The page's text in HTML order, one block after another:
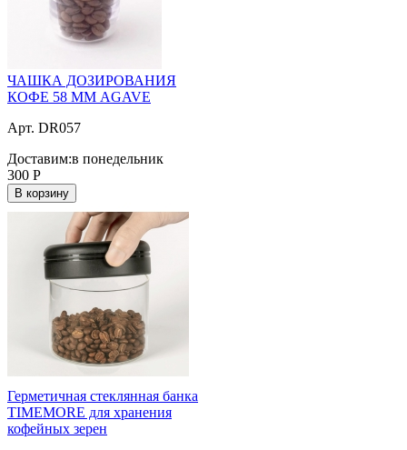
ЧАШКА ДОЗИРОВАНИЯ
КОФЕ 58 ММ AGAVE
Арт. DR057
Доставим:в понедельник
300 Р
В корзину
Герметичная стеклянная банка
TIMEMORE для хранения
кофейных зерен